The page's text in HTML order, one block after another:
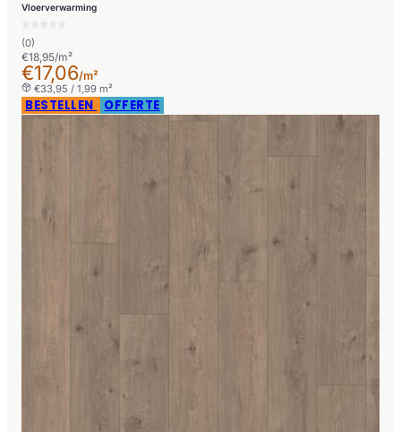
Vloerverwarming
(0)
€18,95/m²
€17,06/m²
€33,95 / 1,99 m²
BESTELLEN OFFERTE